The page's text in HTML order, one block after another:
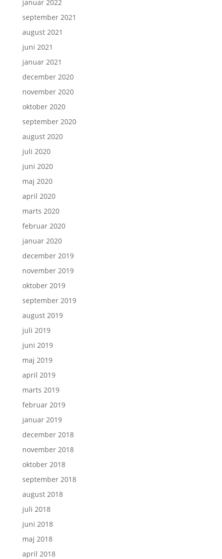
januar 2022
september 2021
august 2021
juni 2021
januar 2021
december 2020
november 2020
oktober 2020
september 2020
august 2020
juli 2020
juni 2020
maj 2020
april 2020
marts 2020
februar 2020
januar 2020
december 2019
november 2019
oktober 2019
september 2019
august 2019
juli 2019
juni 2019
maj 2019
april 2019
marts 2019
februar 2019
januar 2019
december 2018
november 2018
oktober 2018
september 2018
august 2018
juli 2018
juni 2018
maj 2018
april 2018